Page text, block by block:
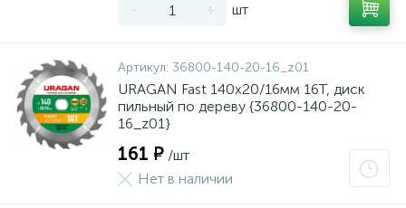
- + шт
Артикул: 36800-140-20-16_z01
URAGAN Fast 140x20/16мм 16Т, диск
пильный по дереву {36800-140-20-
16_z01}
161 ₽ /шт
Нет в наличии